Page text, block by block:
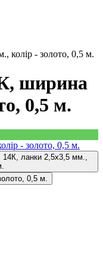
колір - золото, 0,5 м.
ширина
0,5 м.
ланки 2,5х3,5 мм.,
0,5 м.